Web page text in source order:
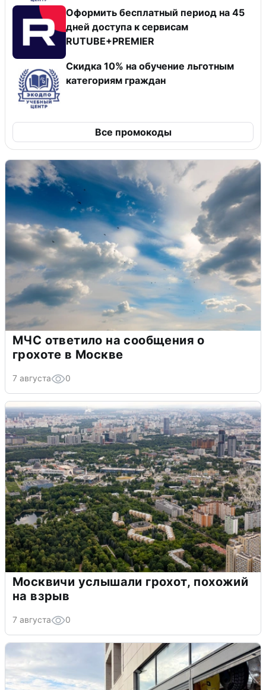
Оформить бесплатный период на 45
дней доступа к сервисам
RUTUBE+PREMIER
Скидка 10% на обучение льготным
категориям граждан
Все промокоды
МЧС ответило на сообщения о
грохоте в Москве
7 августа 0
Москвичи услышали грохот, похожий
на взрыв
7 августа 0